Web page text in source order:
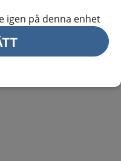
igen på denna enhet